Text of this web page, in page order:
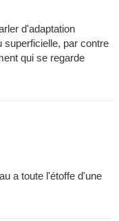
d'adaptation
superficielle, par contre
qui se regarde
a toute l'étoffe d'une